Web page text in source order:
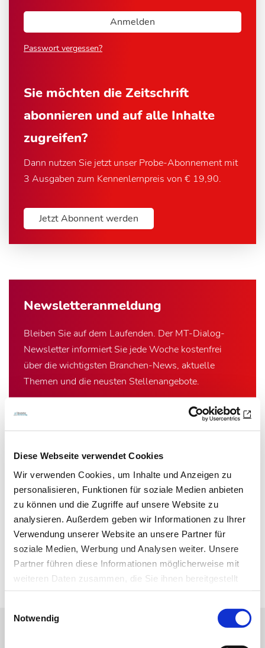
Diese Webseite verwendet Cookies
Wir verwenden Cookies, um Inhalte und Anzeigen zu
personalisieren, Funktionen für soziale Medien anbieten
zu können und die Zugriffe auf unsere Website zu
analysieren. Außerdem geben wir Informationen zu Ihrer
Verwendung unserer Website an unsere Partner für
soziale Medien, Werbung und Analysen weiter. Unsere
Partner führen diese Informationen möglicherweise mit
weiteren Daten zusammen, die Sie ihnen bereitgestellt
haben oder die sie im Rahmen Ihrer Nutzung der Dienste
Notwendig
Newsletter­anmeldung
Bleiben Sie auf dem Laufenden. Der MT-Dialog-
Newsletter informiert Sie jede Woche kostenfrei
über die wichtigsten Branchen-News, aktuelle
Themen und die neusten Stellenangebote.
E-Mail-Adresse
Ich habe die Hinweise zumDatenschutz
Newsletter abonnieren
* Pflichtfeld
Passwort vergessen?
Sie möchten die Zeitschrift
abonnieren und auf alle Inhalte
zugreifen?
Dann nutzen Sie jetzt unser Probe-Abonnement mit
3 Ausgaben zum Kennenlernpreis von € 19,90.
Jetzt Abonnent werden
Zur Übersicht